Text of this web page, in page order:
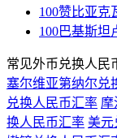
100赞比亚克
100巴基斯坦
常见外币兑换人民
塞尔维亚第纳尔兑
兑换人民币汇率 摩
换人民币汇率 美元